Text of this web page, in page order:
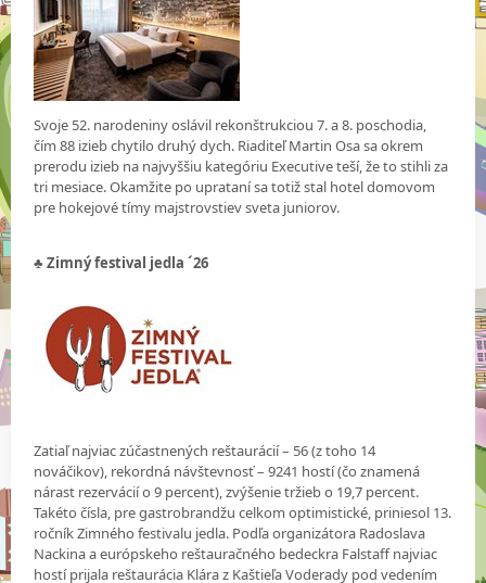
Svoje 52. narodeniny oslávil rekonštrukciou 7. a 8. poschodia,
čím 88 izieb chytilo druhý dych. Riaditeľ Martin Osa sa okrem
prerodu izieb na najvyššiu kategóriu Executive teší, že to stihli za
tri mesiace. Okamžite po uprataní sa totiž stal hotel domovom
pre hokejové tímy majstrovstiev sveta juniorov.
♣ Zimný festival jedla ´26
Zatiaľ najviac zúčastnených reštaurácií – 56 (z toho 14
nováčikov), rekordná návštevnosť – 9241 hostí (čo znamená
nárast rezervácií o 9 percent), zvýšenie tržieb o 19,7 percent.
Takéto čísla, pre gastrobrandžu celkom optimistické, priniesol 13.
ročník Zimného festivalu jedla. Podľa organizátora Radoslava
Nackina a európskeho reštauračného bedeckra Falstaff najviac
hostí prijala reštaurácia Klára z Kaštieľa Voderady pod vedením